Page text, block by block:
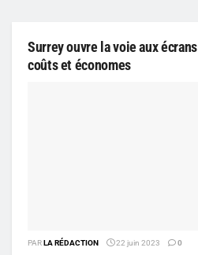
Surrey ouvre la voie aux
coûts et économes
PARLA RÉDACTION 22 juin 2023 0